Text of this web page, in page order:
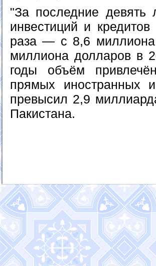
"За последние девять
инвестиций и
раза — с 8,6
миллиона долларов в
годы объём
прямых иностранных
превысил 2,9
Пакистана.